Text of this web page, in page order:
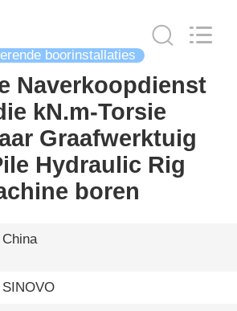
boorinstallaties
Naverkoopdienst
kN.m-Torsie
Graafwerktuig
Hydraulic Rig
boren
China
SINOVO